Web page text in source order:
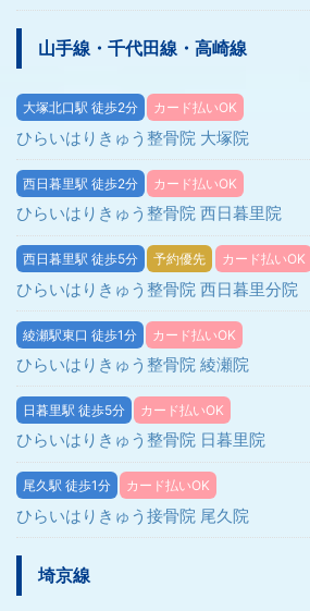
山手線・千代田線・高崎線
大塚北口駅 徒歩2分 カード払いOK
ひらいはりきゅう整骨院 大塚院
西日暮里駅 徒歩2分 カード払いOK
ひらいはりきゅう整骨院 西日暮里院
西日暮里駅 徒歩5分 予約優先 カード払いOK
ひらいはりきゅう整骨院 西日暮里分院
綾瀬駅東口 徒歩1分 カード払いOK
ひらいはりきゅう整骨院 綾瀬院
日暮里駅 徒歩5分 カード払いOK
ひらいはりきゅう整骨院 日暮里院
尾久駅 徒歩1分 カード払いOK
ひらいはりきゅう接骨院 尾久院
埼京線